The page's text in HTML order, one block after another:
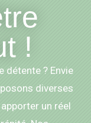
détente ? Envie
diverses
un réel
!